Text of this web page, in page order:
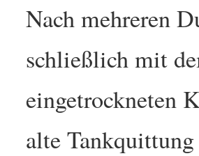
Nach mehreren
schließlich mit
eingetrockneten
alte